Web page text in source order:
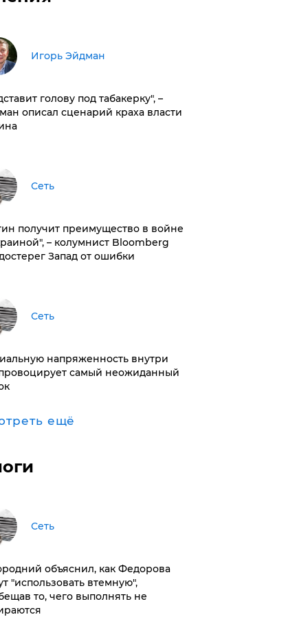
Игорь Эйдман
голову под табакерку", –
описал сценарий краха власти
Сеть
получит преимущество в войне
– колумнист Bloomberg
Запад от ошибки
Сеть
напряженность внутри
самый неожиданный
ещё
Сеть
объяснил, как Федорова
"использовать втемную",
то, чего выполнять не